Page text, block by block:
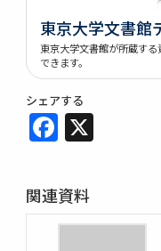
東京大学文書館
東京大学文書館が所蔵す
できます。
シェアする
関連資料